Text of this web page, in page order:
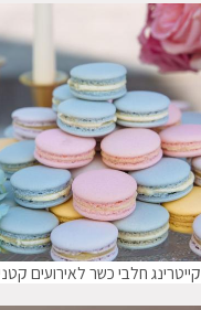
קייטרינג חלבי כשר לאירועים